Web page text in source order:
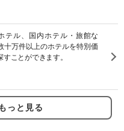
テル、国内ホテル・旅館な
十万件以上のホテルを特別価
すことができます。
っと見る